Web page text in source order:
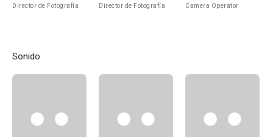
Director de Fotografía Director de Fotografía Camera Operator
Sonido